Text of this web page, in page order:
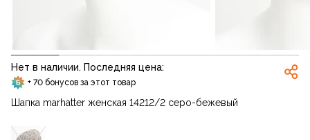
Нет в наличии. Последняя цена:
+ 70 бонусов за этот товар
Шапка marhatter женская 14212/2 серо-бежевый